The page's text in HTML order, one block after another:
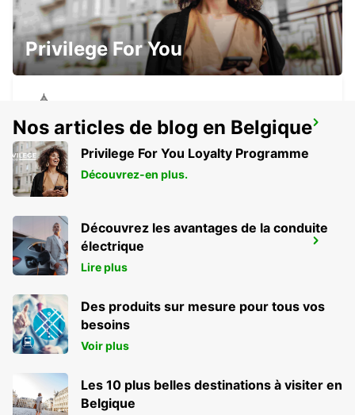
KLEVE
KLEVE - GERMANY
LÜNEN
LUENEN - GERMANY
ESSEN FRILLENDORF
ESSEN - GERMANY
Privilege For You
Nos articles de blog en Belgique
Privilege For You Loyalty Programme
Découvrez-en plus.
Découvrez les avantages de la conduite
électrique
Lire plus
Des produits sur mesure pour tous vos
besoins
Voir plus
Les 10 plus belles destinations à visiter en
Belgique